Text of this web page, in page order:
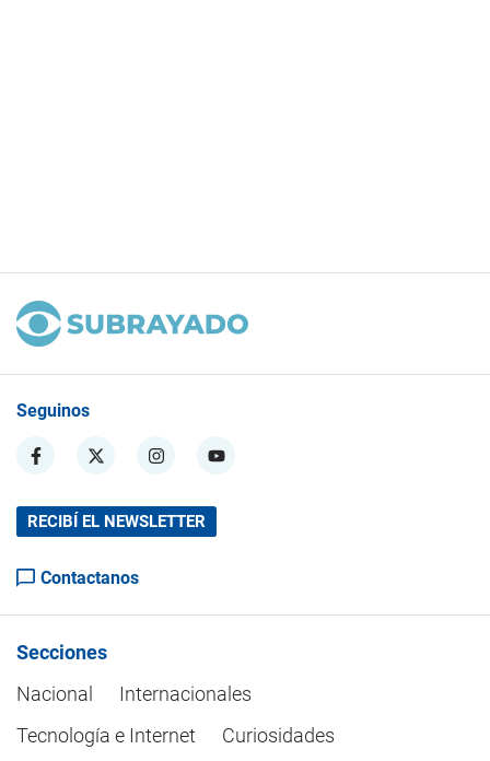
Seguinos
RECIBÍ EL NEWSLETTER
Contactanos
Secciones
Nacional
Internacionales
Tecnología e Internet
Curiosidades